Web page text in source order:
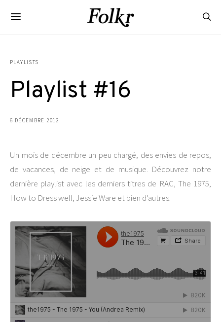
PLAYLISTS
Playlist #16
6 DÉCEMBRE 2012
Un mois de décembre un peu chargé, des envies de repos,
de vacances, de neige et de musique. Découvrez notre
dernière playlist avec les derniers titres de RAC, The 1975,
How to Dress well, Jessie Ware et bien d’autres.